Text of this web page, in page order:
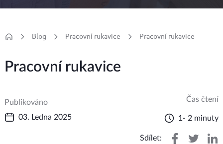
Blog Pracovní rukavice Pracovní rukavice
Pracovní rukavice
Publikováno
03. Ledna 2025
Čas čtení
1- 2 minuty
Sdílet: